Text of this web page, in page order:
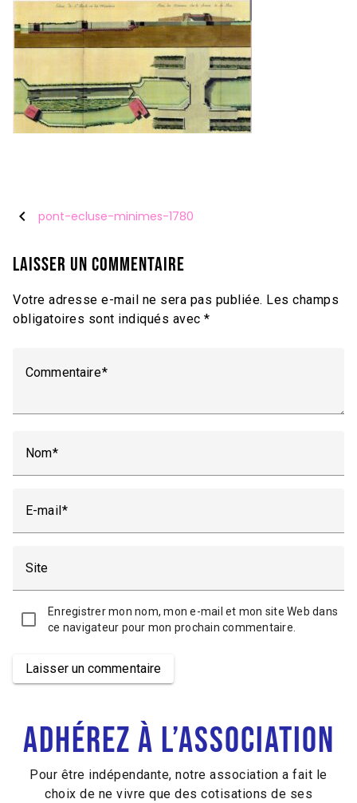
chevron_left pont-ecluse-minimes-1780
Laisser un commentaire
Votre adresse e-mail ne sera pas publiée. Les champs
obligatoires sont indiqués avec *
Commentaire
Nom
E-mail
Site
Enregistrer mon nom, mon e-mail et mon site Web dans
ce navigateur pour mon prochain commentaire.
Laisser un commentaire
Adhérez à l’association
Pour être indépendante, notre association a fait le
choix de ne vivre que des cotisations de ses